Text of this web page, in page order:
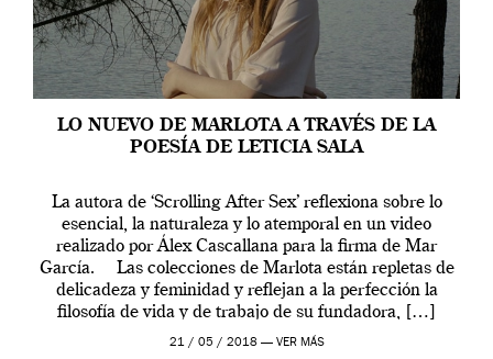
LO NUEVO DE MARLOTA A TRAVÉS DE LA
POESÍA DE LETICIA SALA
La autora de ‘Scrolling After Sex’ reflexiona sobre lo
esencial, la naturaleza y lo atemporal en un video
realizado por Álex Cascallana para la firma de Mar
García. Las colecciones de Marlota están repletas de
delicadeza y feminidad y reflejan a la perfección la
filosofía de vida y de trabajo de su fundadora, […]
21 / 05 / 2018 — VER MÁS